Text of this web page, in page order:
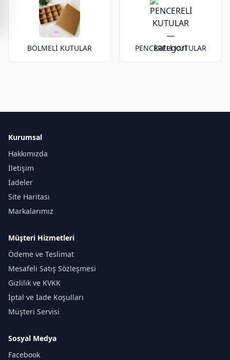
BÖLMELİ KUTULAR PENCERELİ KUTULAR
Kurumsal
Hakkımızda
İletişim
İadeler
Site Haritası
Markalarımız
Müşteri Hizmetleri
Ödeme ve Teslimat
Mesafeli Satış Sözleşmesi
Gizlilik ve KVKK
İptal ve İade Koşulları
Müşteri Servisi
Sosyal Medya
Facebook